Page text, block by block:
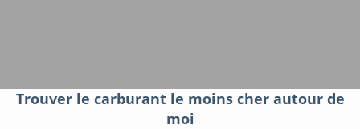
Trouver le carburant le moins cher autour de
moi